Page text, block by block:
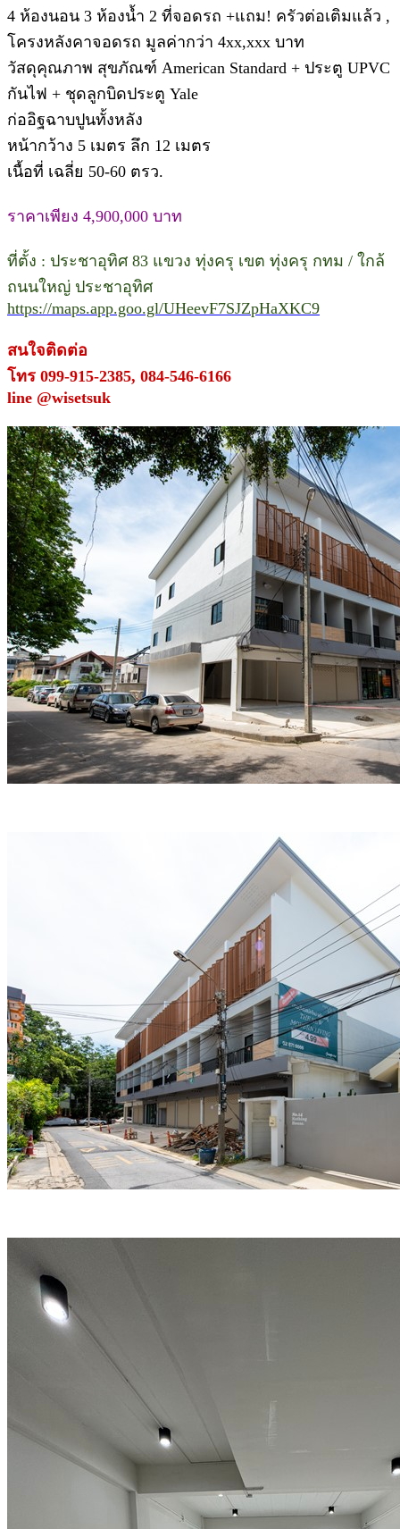
4 ห้องนอน 3 ห้องน้ำ 2 ที่จอดรถ +แถม! ครัวต่อเติมแล้ว ,
โครงหลังคาจอดรถ มูลค่ากว่า 4xx,xxx บาท
วัสดุคุณภาพ สุขภัณฑ์ American Standard + ประตู UPVC
กันไฟ + ชุดลูกบิดประตู Yale
ก่ออิฐฉาบปูนทั้งหลัง
หน้ากว้าง 5 เมตร ลึก 12 เมตร
เนื้อที่ เฉลี่ย 50-60 ตรว.
ราคาเพียง 4,900,000 บาท
ที่ตั้ง : ประชาอุทิศ 83 แขวง ทุ่งครุ เขต ทุ่งครุ กทม / ใกล้
ถนนใหญ่ ประชาอุทิศ
https://maps.app.goo.gl/UHeevF7SJZpHaXKC9
สนใจติดต่อ
โทร 099-915-2385, 084-546-6166
line @wisetsuk